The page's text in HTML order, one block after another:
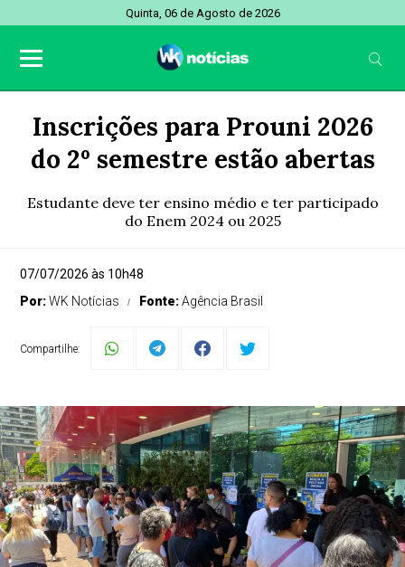
Quinta, 06 de Agosto de 2026
Inscrições para Prouni 2026
do 2º semestre estão abertas
Estudante deve ter ensino médio e ter participado
do Enem 2024 ou 2025
07/07/2026 às 10h48
Por:WK Notícias Fonte:Agência Brasil
Compartilhe: